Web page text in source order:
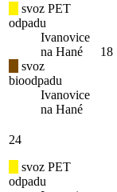
svoz PET
odpadu
Ivanovice
na Hané
svoz
bioodpadu
Ivanovice
na Hané
18
24
svoz PET
odpadu